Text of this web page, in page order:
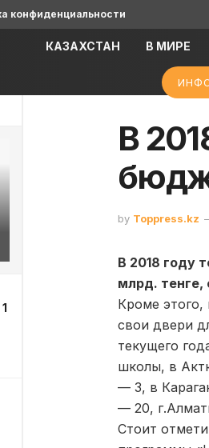
конфиденциальности
КАЗАХСТАН В МИРЕ
В
by Toppress.kz
В 2018 году
млрд.
Кроме
свои двери
текущего
школы, в
— 3, в
— 20,
Стоит